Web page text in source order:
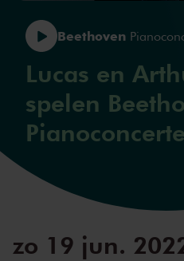
Beethoven
Lucas en
spelen
zo 19 jun.